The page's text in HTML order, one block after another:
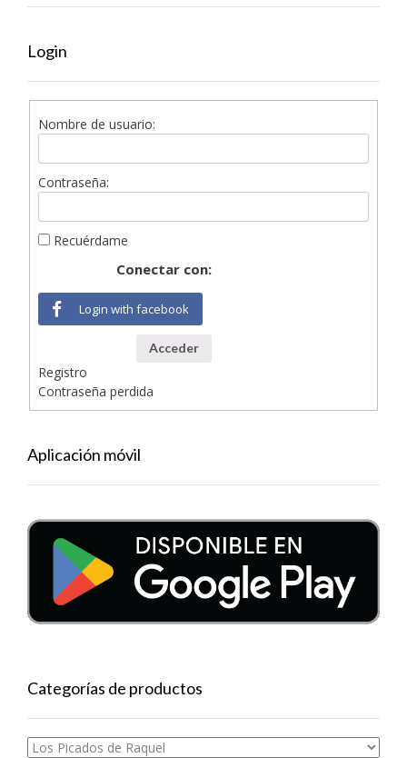
Login
Nombre de usuario:
Contraseña:
Recuérdame
Conectar con:
Login with facebook
Acceder
Registro
Contraseña perdida
Aplicación móvil
Categorías de productos